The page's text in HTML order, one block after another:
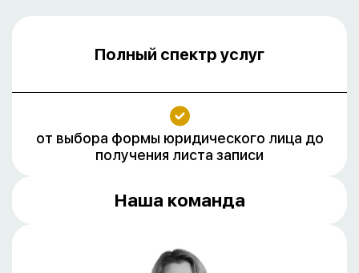
Полный спектр услуг
от выбора формы юридического лица до
получения листа записи
Наша команда